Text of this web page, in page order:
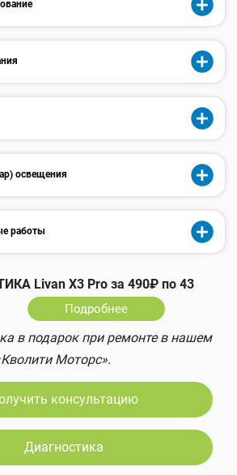
освещения
работы
Livan X3 Pro за 490₽ по 43
Подробнее
в подарок при ремонте в нашем
Моторс».
консультацию
Диагностика